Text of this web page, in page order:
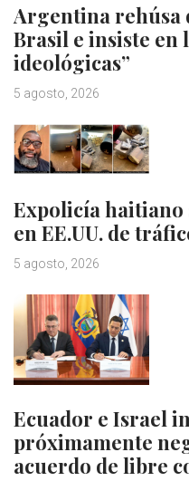
Argentina rehúsa
Brasil e insiste en
ideológicas”
5 agosto, 2026
Expolicía haitiano
en EE.UU. de
5 agosto, 2026
Ecuador e Israel
próximamente
acuerdo de libre